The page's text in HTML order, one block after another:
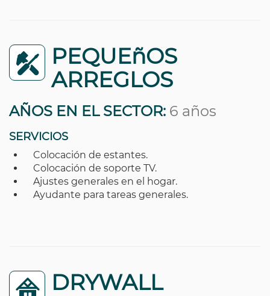
PEQUEñOS
ARREGLOS
AÑOS EN EL SECTOR: 6 años
SERVICIOS
Colocación de estantes.
Colocación de soporte TV.
Ajustes generales en el hogar.
Ayudante para tareas generales.
DRYWALL